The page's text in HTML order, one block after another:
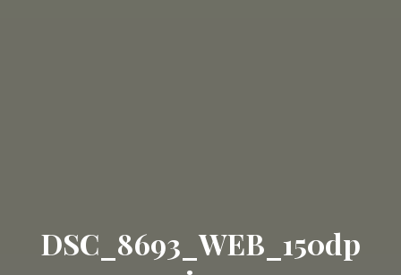
DSC_8693_WEB_150dp